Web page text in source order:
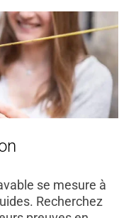
se mesure à
Recherchez